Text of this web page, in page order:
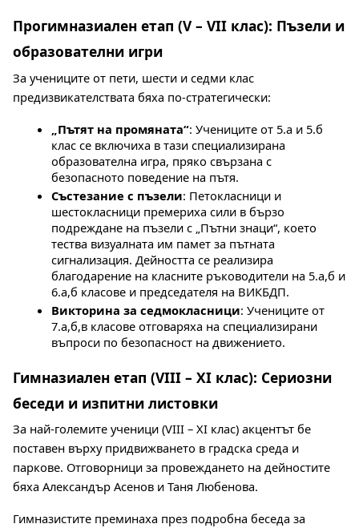
Прогимназиален етап (V – VII клас): Пъзели и
образователни игри
За учениците от пети, шести и седми клас
предизвикателствата бяха по-стратегически:
„Пътят на промяната“: Учениците от 5.а и 5.б
клас се включиха в тази специализирана
образователна игра, пряко свързана с
безопасното поведение на пътя.
Състезание с пъзели: Петокласници и
шестокласници премериха сили в бързо
подреждане на пъзели с „Пътни знаци“, което
тества визуалната им памет за пътната
сигнализация. Дейността се реализира
благодарение на класните ръководители на 5.а,б и
6.а,б класове и председателя на ВИКБДП.
Викторина за седмокласници: Учениците от
7.а,б,в класове отговаряха на специализирани
въпроси по безопасност на движението.
Гимназиален етап (VIII – XI клас): Сериозни
беседи и изпитни листовки
За най-големите ученици (VIII – XI клас) акцентът бе
поставен върху придвижването в градска среда и
паркове. Отговорници за провеждането на дейностите
бяха Александър Асенов и Таня Любенова.
Гимназистите преминаха през подробна беседа за